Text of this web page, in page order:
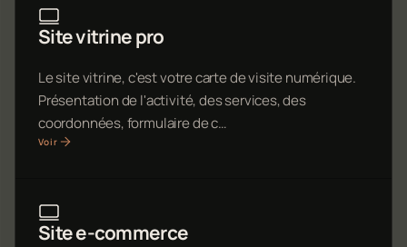
Site vitrine pro
Le site vitrine, c'est votre carte de visite numérique.
Présentation de l'activité, des services, des
coordonnées, formulaire de c…
Voir
Site e-commerce